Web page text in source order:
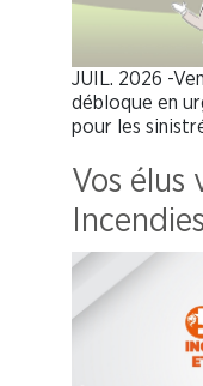
JUIL. 2026 -
débloque en
pour les
Vos élus